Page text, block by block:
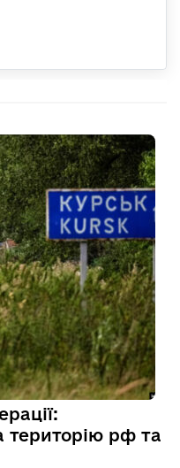
територію рф та